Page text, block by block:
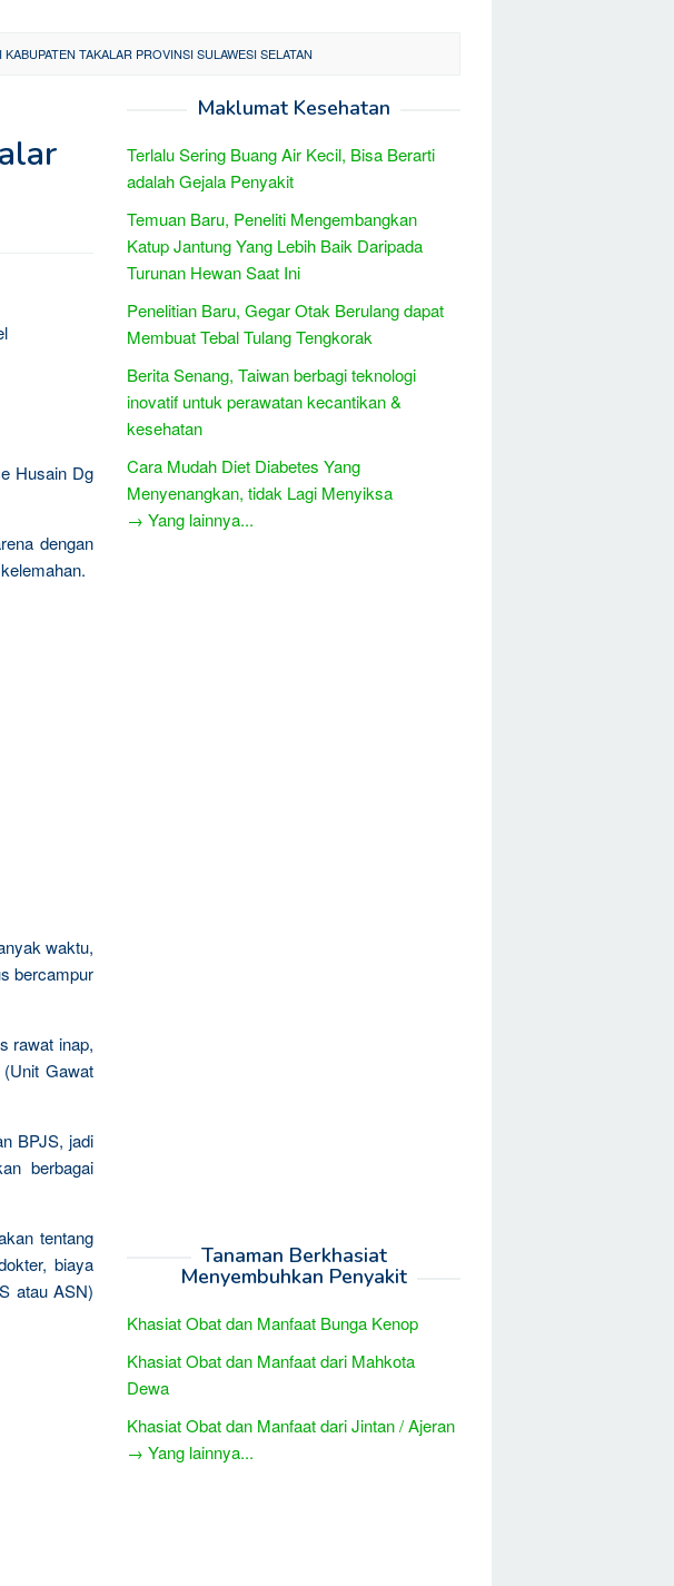
TAKALAR PROVINSI SULAWESI SELATAN
Husain Dg
dengan
waktu,
bercampur
rawat inap,
Gawat
BPJS, jadi
berbagai
tentang
biaya
atau ASN)
Maklumat Kesehatan
Terlalu Sering Buang Air Kecil, Bisa Berarti
adalah Gejala Penyakit
Temuan Baru, Peneliti Mengembangkan
Katup Jantung Yang Lebih Baik Daripada
Turunan Hewan Saat Ini
Penelitian Baru, Gegar Otak Berulang dapat
Membuat Tebal Tulang Tengkorak
Berita Senang, Taiwan berbagi teknologi
inovatif untuk perawatan kecantikan &
kesehatan
Cara Mudah Diet Diabetes Yang
Menyenangkan, tidak Lagi Menyiksa
→ Yang lainnya...
Tanaman Berkhasiat
Menyembuhkan Penyakit
Khasiat Obat dan Manfaat Bunga Kenop
Khasiat Obat dan Manfaat dari Mahkota
Dewa
Khasiat Obat dan Manfaat dari Jintan / Ajeran
→ Yang lainnya...